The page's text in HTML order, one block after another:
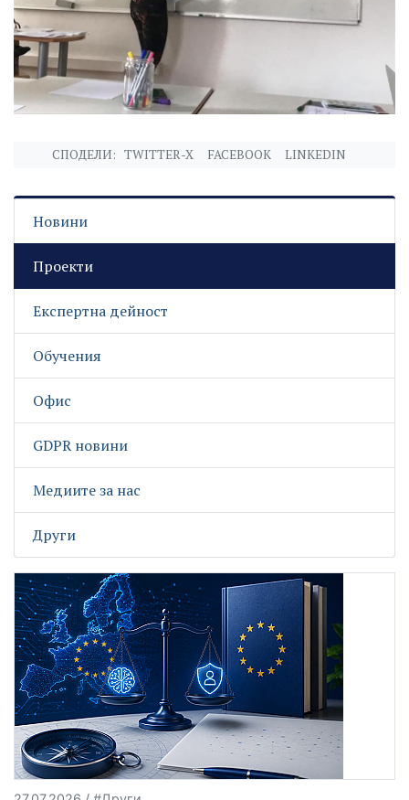
СПОДЕЛИ: TWITTER-X FACEBOOK LINKEDIN
Новини
Проекти
Експертна дейност
Обучения
Офис
GDPR новини
Медиите за нас
Други